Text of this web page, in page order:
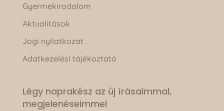
Gyermekirodalom
Aktualitások
Jogi nyilatkozat
Adatkezelési tájékoztató
Légy naprakész az új írásaimmal,
megjelenéseimmel